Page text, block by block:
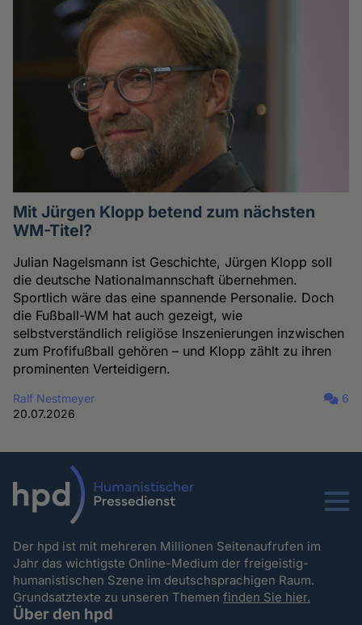
Mit Jürgen Klopp betend zum nächsten
WM-Titel?
Julian Nagelsmann ist Geschichte, Jürgen Klopp soll
die deutsche Nationalmannschaft übernehmen.
Sportlich wäre das eine spannende Personalie. Doch
die Fußball-WM hat auch gezeigt, wie
selbstverständlich religiöse Inszenierungen inzwischen
zum Profifußball gehören – und Klopp zählt zu ihren
prominenten Verteidigern.
Ralf Nestmeyer
20.07.2026
6
Menu
Der hpd ist mit mehreren Millionen Seitenaufrufen im
Jahr das wichtigste Online-Medium der freigeistig-
humanistischen Szene im deutschsprachigen Raum.
Grundsatztexte zu unseren Themenfinden Sie hier.
Über den hpd